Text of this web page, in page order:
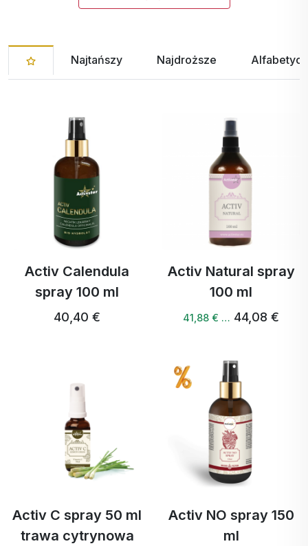
Najtańszy Najdroższe
Activ Calendula
spray 100 ml
40,40 €
Activ Natural spray
100 ml
41,88 € … 44,08 €
Activ C spray 50 ml
trawa cytrynowa
Activ NO spray 150
ml